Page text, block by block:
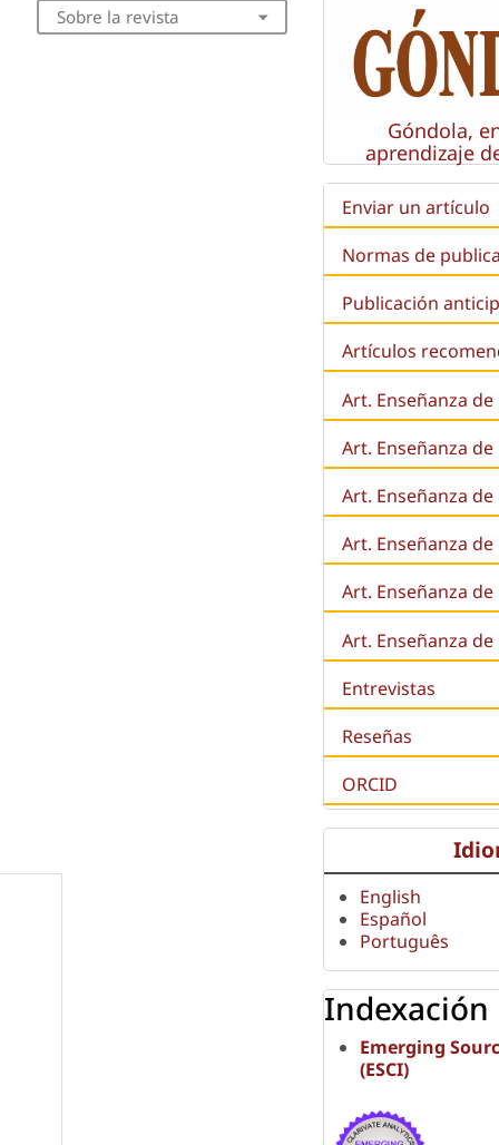
Sobre la revista
Góndola,
aprendizaje
Enviar un artículo
Normas de
Publicación
Artículos
Art. Enseñanza
Art. Enseñanza
Art. Enseñanza de
Art. Enseñanza de
Art. Enseñanza
Art. Enseñanza
Entrevistas
Reseñas
ORCID
English
Español
Português
Indexación
Emerging
(ESCI)